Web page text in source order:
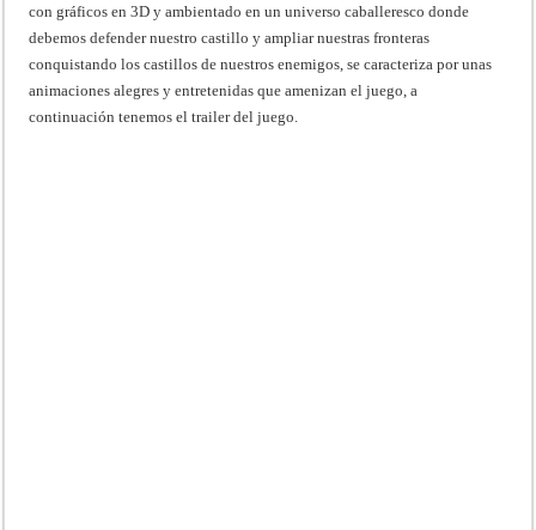
con gráficos en 3D y ambientado en un universo caballeresco donde
debemos defender nuestro castillo y ampliar nuestras fronteras
conquistando los castillos de nuestros enemigos, se caracteriza por unas
animaciones alegres y entretenidas que amenizan el juego, a
continuación tenemos el trailer del juego.